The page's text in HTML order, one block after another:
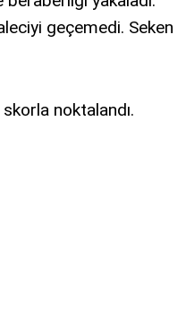
geçemedi. Seken
noktalandı.